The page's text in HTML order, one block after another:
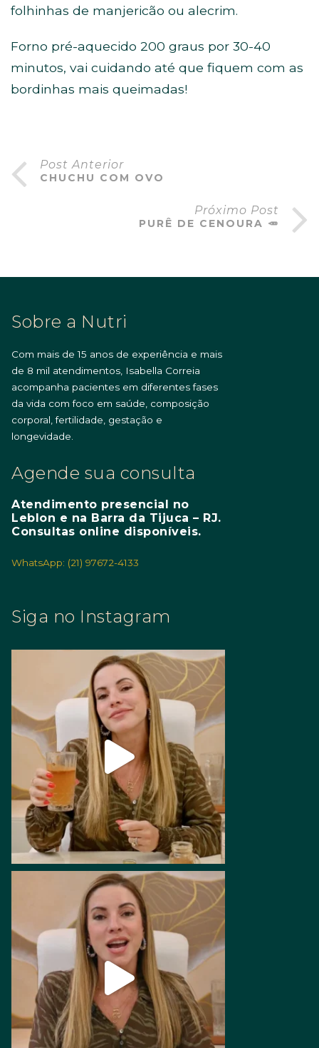
folhinhas de manjericão ou alecrim.
Forno pré-aquecido 200 graus por 30-40
minutos, vai cuidando até que fiquem com as
bordinhas mais queimadas!
Post Anterior
CHUCHU COM OVO
Próximo Post
PURÊ DE CENOURA 🥕
Sobre a Nutri
Com mais de 15 anos de experiência e mais
de 8 mil atendimentos, Isabella Correia
acompanha pacientes em diferentes fases
da vida com foco em saúde, composição
corporal, fertilidade, gestação e
longevidade.
Agende sua consulta
Atendimento presencial no
Leblon e na Barra da Tijuca – RJ.
Consultas online disponíveis.
WhatsApp: (21) 97672-4133
Siga no Instagram